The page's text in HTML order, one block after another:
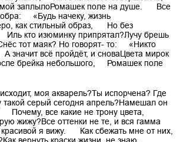
заплылоРомашек поле на душе. Все
«Будь начеку, жизнь
как стильный образ, Но без
кто изюминку припрятал?Лучу брешь
тот маяк? Но говорят- то: «Никто
значит всё пройдёт, и сноваЦвета мирок
брейка небольшого, Ромашек поле
моя акварель?Ты испорчена? Где
такой серый сегодня апрель?Намешал он
Почему, все какие не трону цвета,
жижу?Все оттенки не те, и вся гамма
я вижу. Как сбежать мне от них,